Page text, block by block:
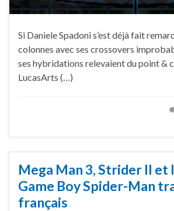
Si Daniele Spadoni s’est déjà fait
colonnes avec ses crossovers
ses hybridations relevaient du point &
LucasArts (…)
Mega Man 3, Strider II
Game Boy Spider-Man
français